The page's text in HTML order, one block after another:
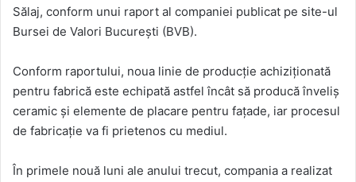
Sălaj, conform unui raport al companiei publicat pe site-ul
Bursei de Valori Bucureşti (BVB).
Conform raportului, noua linie de producţie achiziţionată
pentru fabrică este echipată astfel încât să producă înveliş
ceramic şi elemente de placare pentru faţade, iar procesul
de fabricaţie va fi prietenos cu mediul.
În primele nouă luni ale anului trecut, compania a realizat